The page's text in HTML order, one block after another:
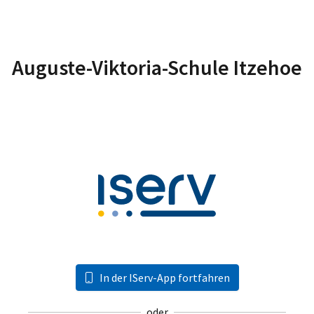
Auguste-Viktoria-Schule Itzehoe
In der IServ-App fortfahren